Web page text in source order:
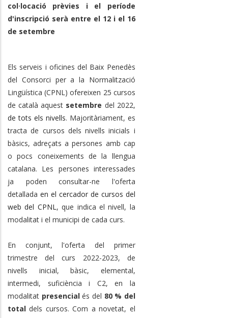
col·locació prèvies i el període
d'inscripció serà entre el 12 i el 16
de setembre
Els serveis i oficines del Baix Penedès
del Consorci per a la Normalització
Lingüística (CPNL) ofereixen 25 cursos
de català aquest setembre del 2022,
de tots els nivells. Majoritàriament, es
tracta de cursos dels nivells inicials i
bàsics, adreçats a persones amb cap
o pocs coneixements de la llengua
catalana. Les persones interessades
ja poden consultar-ne l'oferta
detallada en el cercador de cursos del
web del CPNL, que indica el nivell, la
modalitat i el municipi de cada curs.
En conjunt, l'oferta del primer
trimestre del curs 2022-2023, de
nivells inicial, bàsic, elemental,
intermedi, suficiència i C2, en la
modalitat presencialés del 80 % del
total dels cursos. Com a novetat, el